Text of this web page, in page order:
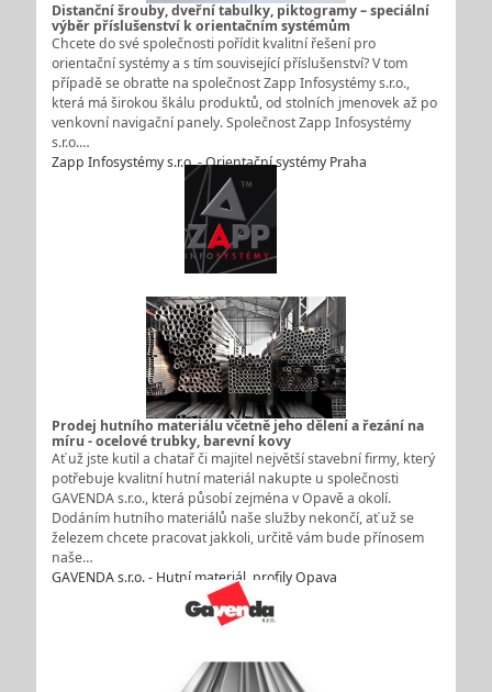
Distanční šrouby, dveřní tabulky, piktogramy – speciální
výběr příslušenství k orientačním systémům
Chcete do své společnosti pořídit kvalitní řešení pro
orientační systémy a s tím související příslušenství? V tom
případě se obraťte na společnost Zapp Infosystémy s.r.o.,
která má širokou škálu produktů, od stolních jmenovek až po
venkovní navigační panely. Společnost Zapp Infosystémy
s.r.o.…
Zapp Infosystémy s.r.o. - Orientační systémy Praha
Prodej hutního materiálu včetně jeho dělení a řezání na
míru - ocelové trubky, barevní kovy
Ať už jste kutil a chatař či majitel největší stavební firmy, který
potřebuje kvalitní hutní materiál nakupte u společnosti
GAVENDA s.r.o., která působí zejména v Opavě a okolí.
Dodáním hutního materiálů naše služby nekončí, ať už se
železem chcete pracovat jakkoli, určitě vám bude přínosem
naše…
GAVENDA s.r.o. - Hutní materiál, profily Opava